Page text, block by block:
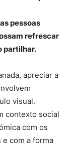
pessoas
refrescar
partilhar.
apreciar a
visual.
contexto social
com os
com a forma